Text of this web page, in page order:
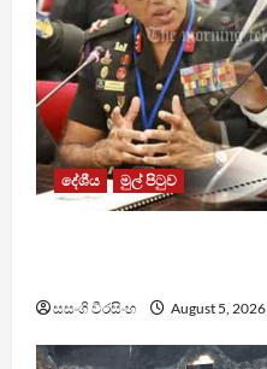
දේශීය මුල් පිටුව
සසංගි වීරසිංහ August 5, 2026